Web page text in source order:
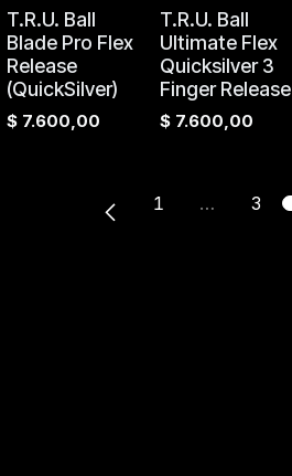
T.R.U. Ball
Blade Pro Flex
Release
(QuickSilver)
$ 7.600,00
T.R.U. Ball
Ultimate Flex
Quicksilver 3
Finger Release
$ 7.600,00
1 … 3